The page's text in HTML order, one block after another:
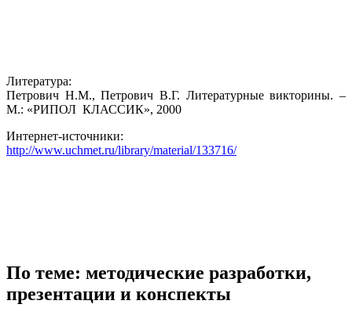
Литература:
Петрович Н.М., Петрович В.Г. Литературные викторины. –
М.: «РИПОЛ КЛАССИК», 2000
Интернет-источники:
http://www.uchmet.ru/library/material/133716/
По теме: методические разработки,
презентации и конспекты